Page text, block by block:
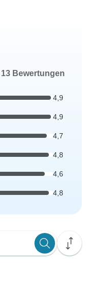
13 Bewertungen
4,9
4,9
4,7
4,8
4,6
4,8